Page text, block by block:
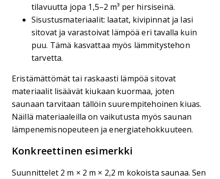
tilavuutta jopa 1,5–2 m³ per hirsiseinä.
Sisustusmateriaalit: laatat, kivipinnat ja lasi
sitovat ja varastoivat lämpöä eri tavalla kuin
puu. Tämä kasvattaa myös lämmitystehon
tarvetta.
Eristämättömät tai raskaasti lämpöä sitovat
materiaalit lisäävät kiukaan kuormaa, joten
saunaan tarvitaan tällöin suurempitehoinen kiuas.
Näillä materiaaleilla on vaikutusta myös saunan
lämpenemisnopeuteen ja energiatehokkuuteen.
Konkreettinen esimerkki
Suunnittelet 2 m × 2 m × 2,2 m kokoista saunaa. Sen